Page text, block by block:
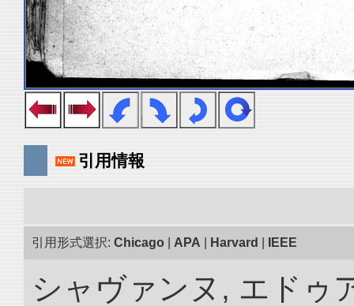
引用情報
引用形式選択: Chicago APA Harvard IEEE
シャヴァンヌ, エドゥ